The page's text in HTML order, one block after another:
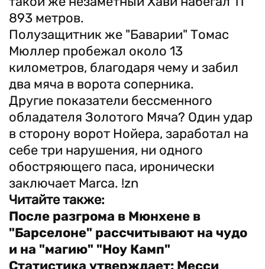
893 метров.
Полузащитник же "Баварии" Томас
Мюллер пробежал около 13
километров, благодаря чему и забил
два мяча в ворота соперника.
Другие показатели бессменного
обладателя Золотого Мяча? Один удар
в сторону ворот Нойера, заработал на
себе три нарушения, ни одного
обостряющего паса, иронически
заключает Marca. !zn
Читайте также:
После разгрома в Мюнхене в
"Барселоне" рассчитывают на чудо
и на "магию" "Ноу Камп"
Статистика утверждает: Месси